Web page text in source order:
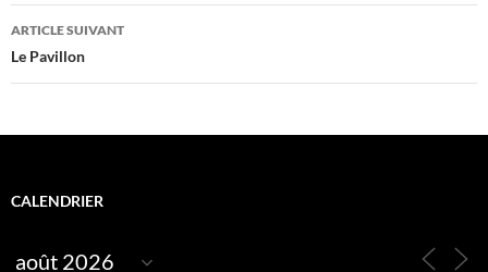
articles
ARTICLE SUIVANT
Le Pavillon
CALENDRIER